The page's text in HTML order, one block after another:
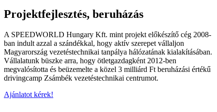
Projektfejlesztés, beruházás
A SPEEDWORLD Hungary Kft. mint projekt előkészítő cég 2008-
ban indult azzal a szándékkal, hogy aktív szerepet vállaljon
Magyarország vezetéstechnikai tanpálya hálózatának kialakításában.
Vállalatunk büszke arra, hogy ötletgazdagként 2012-ben
megvalósította és beüzemelte a közel 3 milliárd Ft beruházási értékű
drivingcamp Zsámbék vezetéstechnikai centrumot.
Ajánlatot kérek!